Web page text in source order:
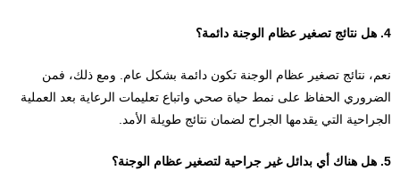
4. هل نتائج تصغير عظام الوجنة دائمة؟
نعم، نتائج تصغير عظام الوجنة تكون دائمة بشكل عام. ومع ذلك، فمن
الضروري الحفاظ على نمط حياة صحي واتباع تعليمات الرعاية بعد العملية
الجراحية التي يقدمها الجراح لضمان نتائج طويلة الأمد.
5. هل هناك أي بدائل غير جراحية لتصغير عظام الوجنة؟